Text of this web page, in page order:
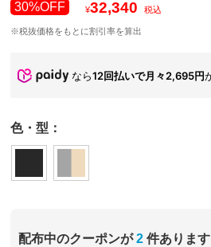
30%OFF ¥32,340 税込
※税抜価格をもとに割引率を算出
なら12回払いで月々2,695円
色・型：
配布中のクーポンが 2 件あります